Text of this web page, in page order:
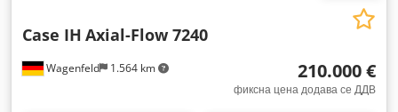
Wagenfeld 1.564 km
Case IH Axial-Flow 7240
210.000 €
фиксна цена додава се ДДВ